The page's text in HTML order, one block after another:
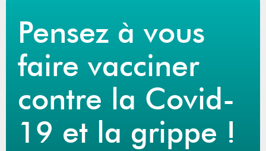
Pensez à vous
faire vacciner
contre la Covid-
19 et la grippe !